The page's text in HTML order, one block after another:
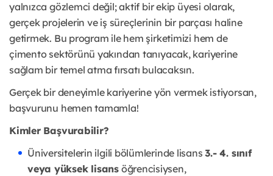
yalnızca gözlemci değil; aktif bir ekip üyesi olarak,
gerçek projelerin ve iş süreçlerinin bir parçası haline
getirmek. Bu program ile hem şirketimizi hem de
çimento sektörünü yakından tanıyacak, kariyerine
sağlam bir temel atma fırsatı bulacaksın.
Gerçek bir deneyimle kariyerine yön vermek istiyorsan,
başvurunu hemen tamamla!
Kimler Başvurabilir?
Üniversitelerin ilgili bölümlerinde lisans3.- 4. sınıf
veya yüksek lisansöğrencisiysen,